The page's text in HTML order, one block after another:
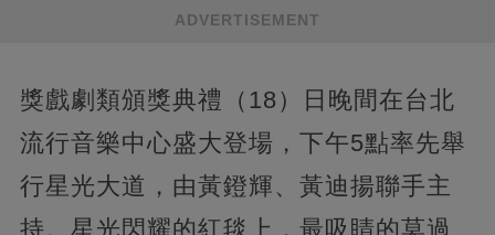
ADVERTISEMENT
獎戲劇類頒獎典禮（18）日晚間在台北
流行音樂中心盛大登場，下午5點率先舉
行星光大道，由黃鐙輝、黃迪揚聯手主
持。星光閃耀的紅毯上，最吸睛的莫過